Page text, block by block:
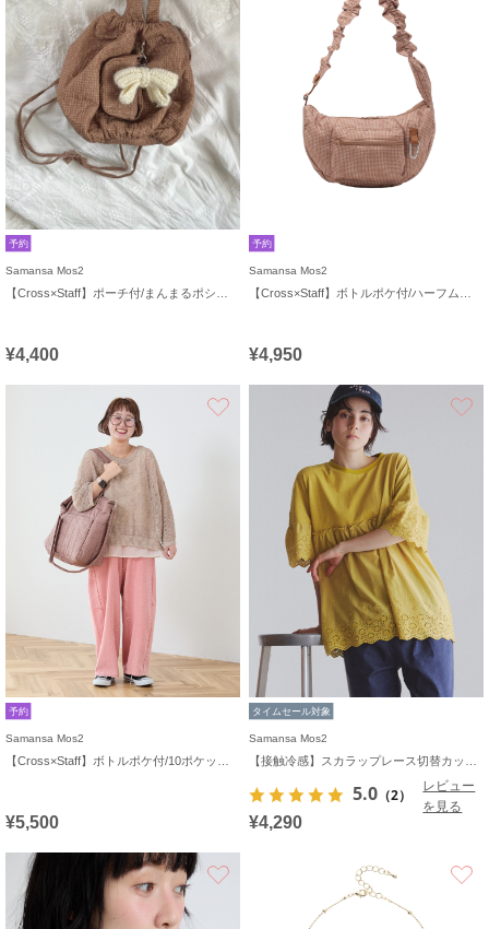
予約
Samansa Mos2
¥4,400
予約
Samansa Mos2
¥4,950
予約
Samansa Mos2
¥5,500
タイムセール対象
Samansa Mos2
5.0 （2）
レビュー
を見る
¥4,290